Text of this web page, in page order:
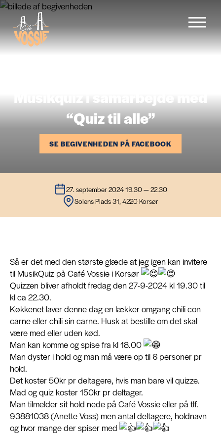
Menu
Begivenheder
Cafévogn
Galleri
Kontakt
Musikquiz i samarbejde med
“Quiz til alle”
SE BEGIVENHEDEN PÅ FACEBOOK
27. september 2024 19.30 — 22.30
Solens Plads 31, 4220 Korsør
Så er det med den største glæde at jeg igen kan invitere
til MusikQuiz på Café Vossie i Korsør
Quizzen bliver afholdt fredag den 27-9-2024 kl 19.30 til
kl ca 22.30.
Køkkenet laver denne dag en lækker omgang chili con
carne eller chili sin carne. Husk at bestille om det skal
være med eller uden kød.
Man kan komme og spise fra kl 18.00
Man dyster i hold og man må være op til 6 personer pr
hold.
Det koster 50kr pr deltagere, hvis man bare vil quizze.
Mad og quiz koster 150kr pr deltager.
Man tilmelder sit hold nede på Café Vossie eller på tlf.
93881038 (Anette Voss) men antal deltagere, holdnavn
og hvor mange der spiser med